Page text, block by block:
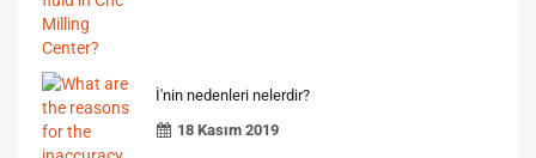
İ'nin nedenleri nelerdir?
18 Kasım 2019